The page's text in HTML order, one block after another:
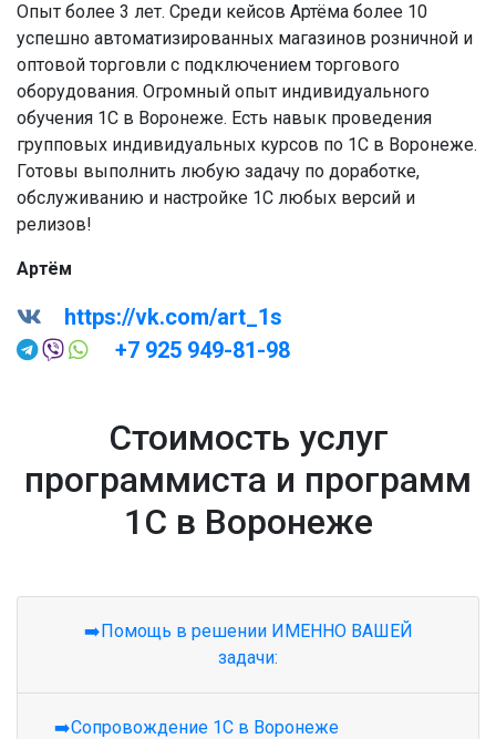
Опыт более 3 лет. Среди кейсов Артёма более 10
успешно автоматизированных магазинов розничной и
оптовой торговли с подключением торгового
оборудования. Огромный опыт индивидуального
обучения 1С в Воронеже. Есть навык проведения
групповых индивидуальных курсов по 1С в Воронеже.
Готовы выполнить любую задачу по доработке,
обслуживанию и настройке 1С любых версий и
релизов!
Артём
https://vk.com/art_1s
+7 925 949-81-98
Стоимость услуг
программиста и программ
1С в Воронеже
➡️Помощь в решении ИМЕННО ВАШЕЙ
задачи:
➡️Сопровождение 1С в Воронеже